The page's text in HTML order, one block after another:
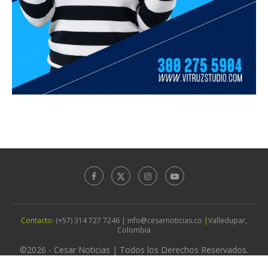
Contacto: (+57) 314 727 7246 | info@cesarnoticias.co |Valledupar,
Colombia
©2026 - Cesar Noticias | Todos los Derechos Reservados.